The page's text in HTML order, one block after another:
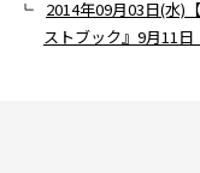
2014年09月03日(水)
ストブック』9月11